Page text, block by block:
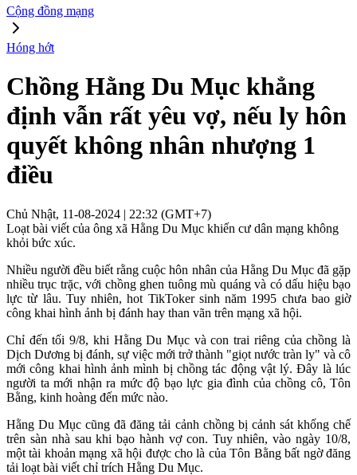
Cộng đồng mạng
Hóng hớt
Chồng Hằng Du Mục khẳng
định vẫn rất yêu vợ, nếu ly hôn
quyết không nhân nhượng 1
điều
Chủ Nhật, 11-08-2024 | 22:32 (GMT+7)
Loạt bài viết của ông xã Hằng Du Mục khiến cư dân mạng không
khỏi bức xúc.
Nhiều người đều biết rằng cuộc hôn nhân của Hằng Du Mục đã gặp
nhiều trục trặc, với chồng ghen tuông mù quáng và có dấu hiệu bạo
lực từ lâu. Tuy nhiên, hot TikToker sinh năm 1995 chưa bao giờ
công khai hình ảnh bị đánh hay than vãn trên mạng xã hội.
Chỉ đến tối 9/8, khi Hằng Du Mục và con trai riêng của chồng là
Dịch Dương bị đánh, sự việc mới trở thành "giọt nước tràn ly" và cô
mới công khai hình ảnh mình bị chồng tác động vật lý. Đây là lúc
người ta mới nhận ra mức độ bạo lực gia đình của chồng cô, Tôn
Bằng, kinh hoàng đến mức nào.
Hằng Du Mục cũng đã đăng tải cảnh chồng bị cảnh sát khống chế
trên sàn nhà sau khi bạo hành vợ con. Tuy nhiên, vào ngày 10/8,
một tài khoản mạng xã hội được cho là của Tôn Bằng bất ngờ đăng
tải loạt bài viết chỉ trích Hằng Du Mục.